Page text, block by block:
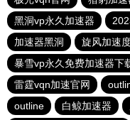
黑洞vp永久加速器
加速器黑洞
旋风加速
暴雪vp永久免费加速器下
雷霆vqn加速官网
outline
白鲸加速器